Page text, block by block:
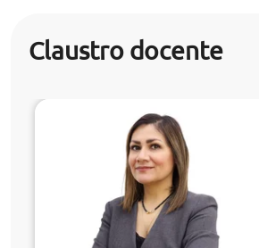
Claustro docente